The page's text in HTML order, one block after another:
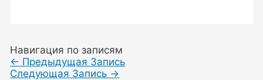
Навигация по записям
← Предыдущая Запись
Следующая Запись →